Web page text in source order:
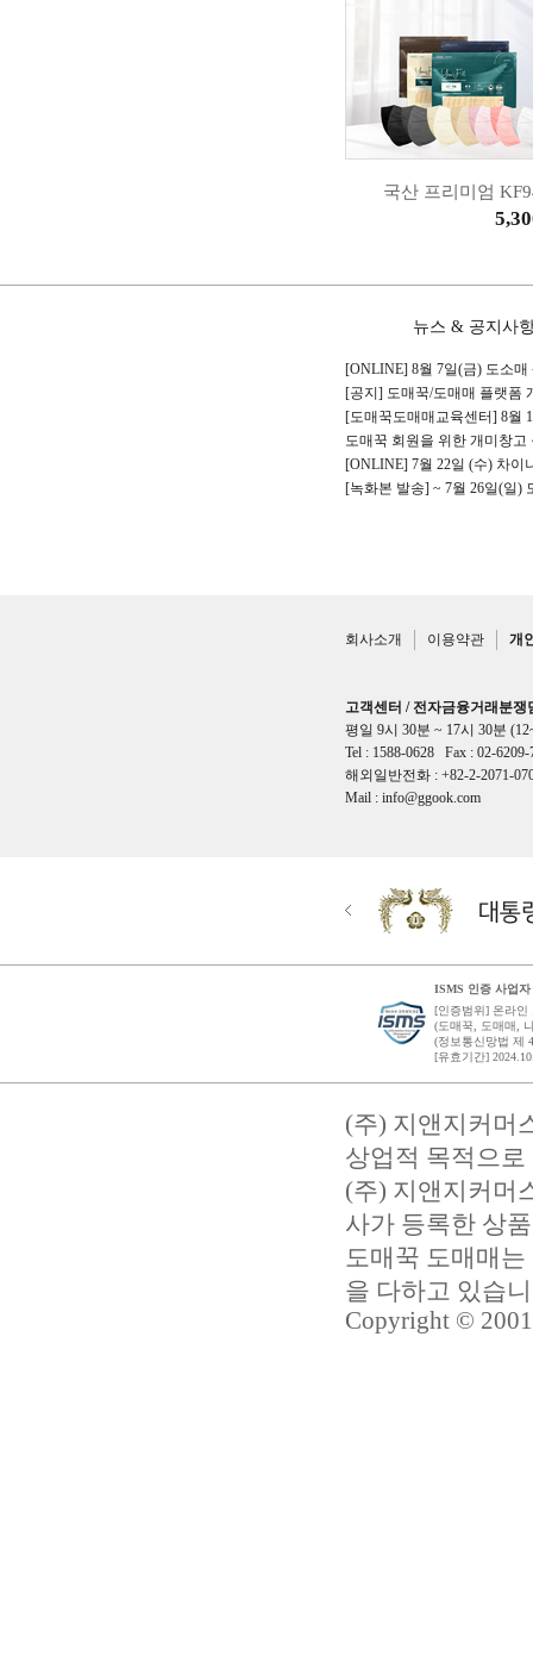
국산 프리미엄
뉴스 & 공지사
[ONLINE] 8월 7일(금) 도소매
[공지] 도매꾹/도매매 플랫폼
[도매꾹도매매교육센터] 8월
도매꾹 회원을 위한 개미창고
[ONLINE] 7월 22일 (수) 차이
[녹화본 발송] ~ 7월 26일(일)
회사소개 이용약관 개
고객센터 / 전자금융거래분쟁
평일 9시 30분 ~ 17시 30분
Tel : 1588-0628 Fax : 02-6209-
해외일반전화 : +82-2-2071-
Mail : info@ggook.com
ISMS 인증 사업자
[인증범위] 온라인
(도매꾹, 도매매,
(정보통신망법 제
[유효기간]
(주) 지앤지커머
상업적 목적으
(주) 지앤지커머
사가 등록한 상
도매꾹 도매매
을 다하고 있습
Copyright ©